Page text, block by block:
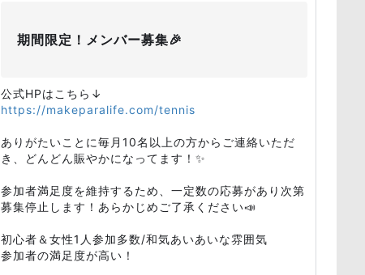
期間限定！メンバー募集🎉
公式HPはこちら↓
https://makeparalife.com/tennis
ありがたいことに毎月10名以上の方からご連絡いただ
き、どんどん賑やかになってます！✨
参加者満足度を維持するため、一定数の応募があり次第
募集停止します！あらかじめご了承ください📣
初心者＆女性1人参加多数/和気あいあいな雰囲気
参加者の満足度が高い！